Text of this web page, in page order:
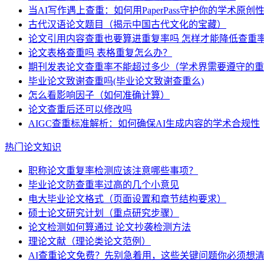
当AI写作遇上查重：如何用PaperPass守护你的学术原创性
古代汉语论文题目（揭示中国古代文化的宝藏）
论文引用内容查重也要算进重复率吗 怎样才能降低查重
论文表格查重吗 表格重复怎么办？
期刊发表论文查重率不能超过多少（学术界需要遵守的重
毕业论文致谢查重吗(毕业论文致谢查重么)
怎么看影响因子（如何准确计算）
论文查重后还可以修改吗
AIGC查重标准解析：如何确保AI生成内容的学术合规性
热门论文知识
职称论文重复率检测应该注意哪些事项？
毕业论文防查重率过高的几个小意见
电大毕业论文格式（页面设置和章节结构要求）
硕士论文研究计划（重点研究步骤）
论文检测如何算通过 论文抄袭检测方法
理论文献（理论类论文范例）
AI查重论文免费？先别急着用，这些关键问题你必须想